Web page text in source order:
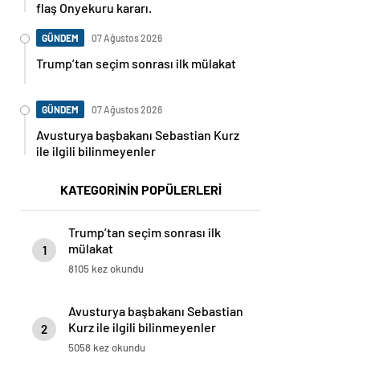
flaş Onyekuru kararı.
GÜNDEM 07 Ağustos 2026
Trump’tan seçim sonrası ilk mülakat
GÜNDEM 07 Ağustos 2026
Avusturya başbakanı Sebastian Kurz
ile ilgili bilinmeyenler
KATEGORİNİN POPÜLERLERİ
1
Trump’tan seçim sonrası ilk
mülakat
8105 kez okundu
2
Avusturya başbakanı Sebastian
Kurz ile ilgili bilinmeyenler
5058 kez okundu